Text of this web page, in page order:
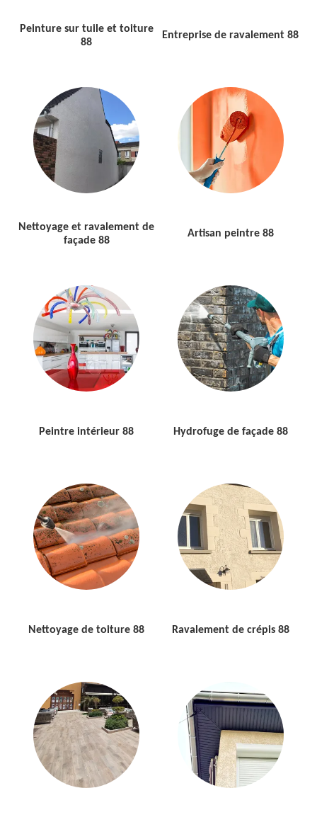
Peinture sur tuile et toiture
88
Entreprise de ravalement 88
Nettoyage et ravalement de
façade 88
Artisan peintre 88
Peintre intérieur 88 Hydrofuge de façade 88
Nettoyage de toiture 88 Ravalement de crépis 88